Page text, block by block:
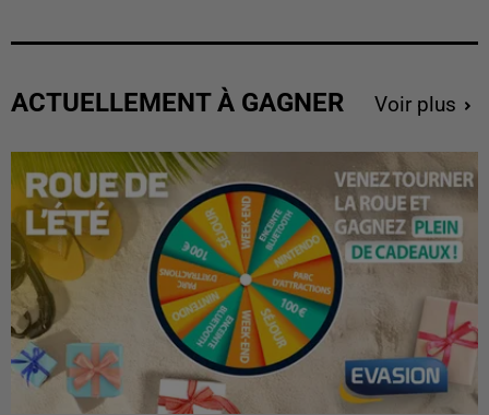
ACTUELLEMENT À GAGNER Voir plus